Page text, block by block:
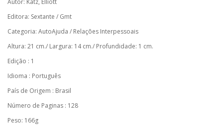
Autor: Katz, Elliott
Editora: Sextante / Gmt
Categoria: AutoAjuda / Relações Interpessoais
Altura: 21 cm./ Largura: 14 cm./ Profundidade: 1 cm.
Edição : 1
Idioma : Português
País de Origem : Brasil
Número de Paginas : 128
Peso: 166g